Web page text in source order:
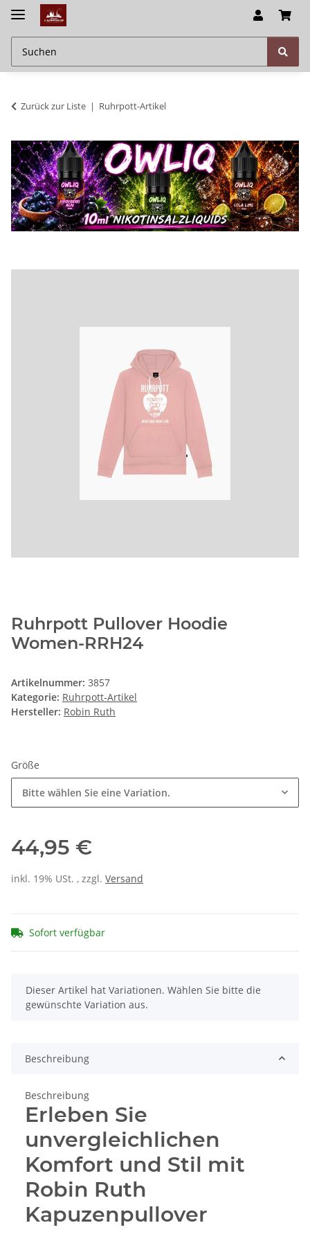
Zurück zur Liste Ruhrpott-Artikel
Ruhrpott Pullover Hoodie
Women-RRH24
Artikelnummer: 3857
Kategorie: Ruhrpott-Artikel
Hersteller: Robin Ruth
Größe
Bitte wählen Sie eine Variation.
44,95 €
inkl. 19% USt. , zzgl. Versand
Sofort verfügbar
x
Dieser Artikel hat Variationen. Wählen Sie bitte die
gewünschte Variation aus.
Beschreibung
Beschreibung
Erleben Sie
unvergleichlichen
Komfort und Stil mit
Robin Ruth
Kapuzenpullover